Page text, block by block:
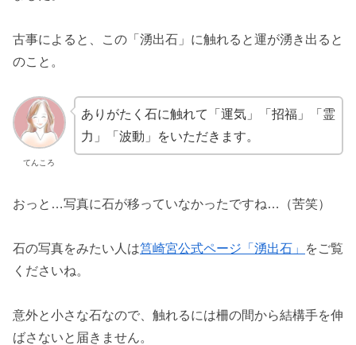
古事によると、この「湧出石」に触れると運が湧き出ると
のこと。
てんころ
ありがたく石に触れて「運気」「招福」「霊
力」「波動」をいただきます。
おっと…写真に石が移っていなかったですね…（苦笑）
石の写真をみたい人は筥崎宮公式ページ「湧出石」
をご覧
くださいね。
意外と小さな石なので、触れるには柵の間から結構手を伸
ばさないと届きません。